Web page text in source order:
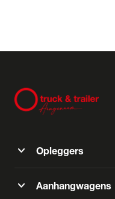
expand_more Opleggers
expand_more Aanhangwagens